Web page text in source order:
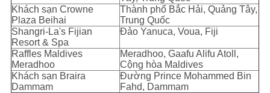
Khách sạn Crowne
Plaza Beihai
Thành phố Bắc Hải, Quảng Tây,
Trung Quốc
Shangri-La's Fijian
Resort & Spa
Đảo Yanuca, Voua, Fiji
Raffles Maldives
Meradhoo
Meradhoo, Gaafu Alifu Atoll,
Cộng hòa Maldives
Khách sạn Braira
Dammam
Đường Prince Mohammed Bin
Fahd, Dammam